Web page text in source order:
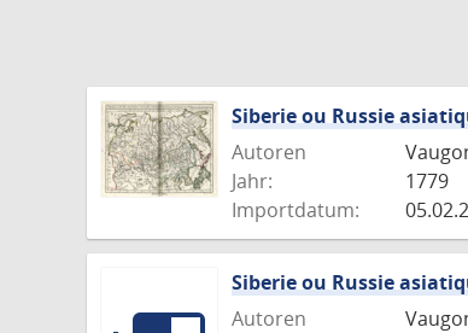
Siberie ou Russie
Autoren
Jahr:
1779
Importdatum:
Siberie ou Russie
Autoren